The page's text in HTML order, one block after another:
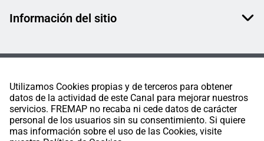
Utilizamos Cookies propias y de terceros para obtener
datos de la actividad de este Canal para mejorar nuestros
servicios. FREMAP no recaba ni cede datos de carácter
personal de los usuarios sin su consentimiento. Si quiere
mas información sobre el uso de las Cookies, visite
Información del sitio